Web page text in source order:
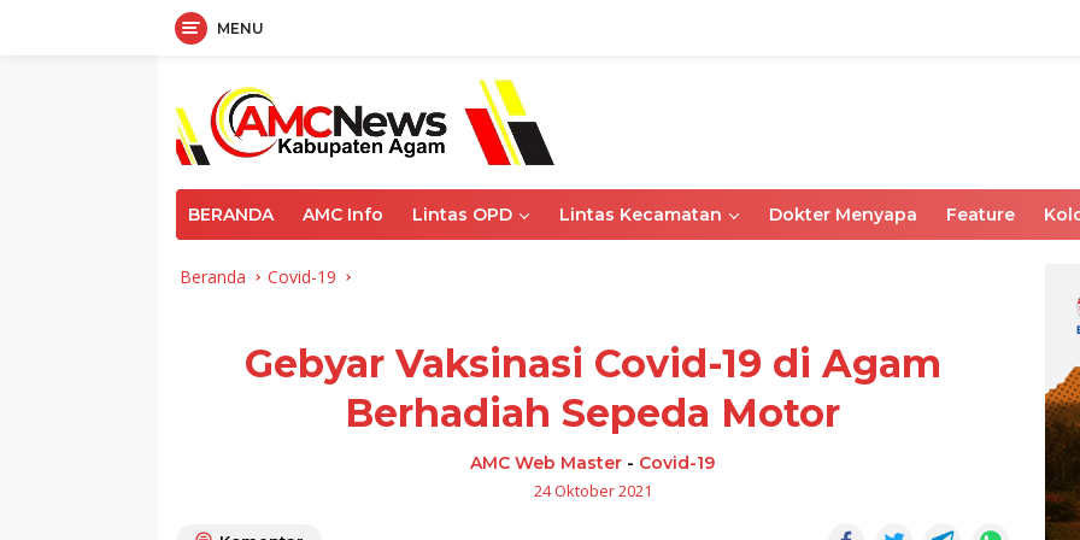
MENU
BERANDA AMC Info Lintas OPD Lintas Kecamatan Dokter Menyapa Feature
Beranda Covid-19
Gebyar Vaksinasi Covid-19 di Agam
Berhadiah Sepeda Motor
AMC Web Master - Covid-19
24 Oktober 2021